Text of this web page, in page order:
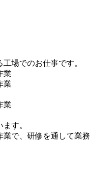
場でのお仕事です。
業
業
業
す。
で、研修を通して業務